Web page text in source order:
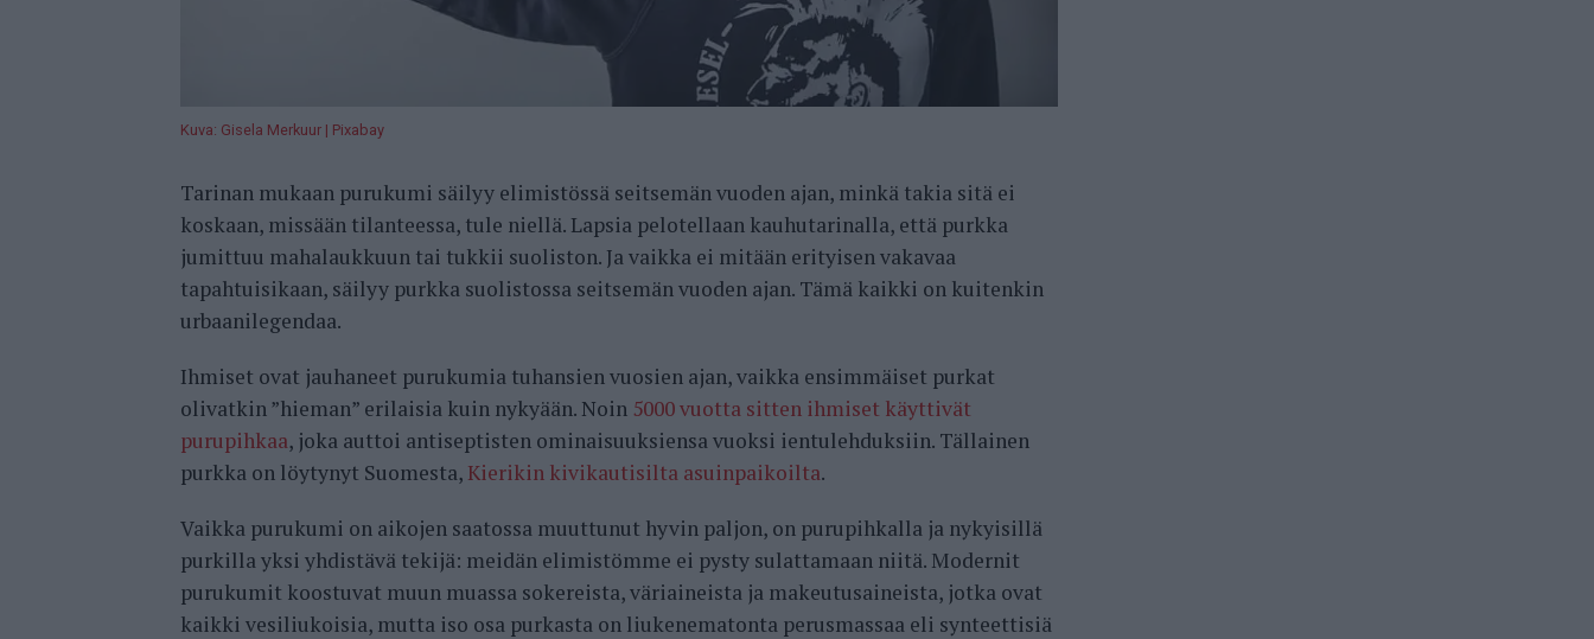
Kuva: Gisela Merkuur | Pixabay
Tarinan mukaan purukumi säilyy elimistössä seitsemän vuoden ajan, minkä takia sitä ei
koskaan, missään tilanteessa, tule niellä. Lapsia pelotellaan kauhutarinalla, että purkka
jumittuu mahalaukkuun tai tukkii suoliston. Ja vaikka ei mitään erityisen vakavaa
tapahtuisikaan, säilyy purkka suolistossa seitsemän vuoden ajan. Tämä kaikki on kuitenkin
urbaanilegendaa.
Ihmiset ovat jauhaneet purukumia tuhansien vuosien ajan, vaikka ensimmäiset purkat
olivatkin ”hieman” erilaisia kuin nykyään. Noin 5000 vuotta sitten ihmiset käyttivät
purupihkaa, joka auttoi antiseptisten ominaisuuksiensa vuoksi ientulehduksiin. Tällainen
purkka on löytynyt Suomesta, Kierikin kivikautisilta asuinpaikoilta.
Vaikka purukumi on aikojen saatossa muuttunut hyvin paljon, on purupihkalla ja nykyisillä
purkilla yksi yhdistävä tekijä: meidän elimistömme ei pysty sulattamaan niitä. Modernit
purukumit koostuvat muun muassa sokereista, väriaineista ja makeutusaineista, jotka ovat
kaikki vesiliukoisia, mutta iso osa purkasta on liukenematonta perusmassaa eli synteettisiä